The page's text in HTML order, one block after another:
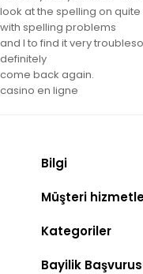
look at the spelling on
with spelling problems
and I to find it very
definitely
come back again.
casino en ligne
Bilgi
Müşteri
Kategoriler
Bayilik